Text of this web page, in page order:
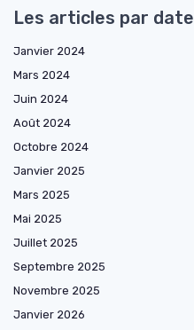
Les articles par date
Janvier 2024
Mars 2024
Juin 2024
Août 2024
Octobre 2024
Janvier 2025
Mars 2025
Mai 2025
Juillet 2025
Septembre 2025
Novembre 2025
Janvier 2026